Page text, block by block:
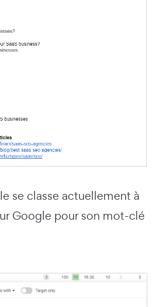
se classe actuellement à
Google pour son mot-clé